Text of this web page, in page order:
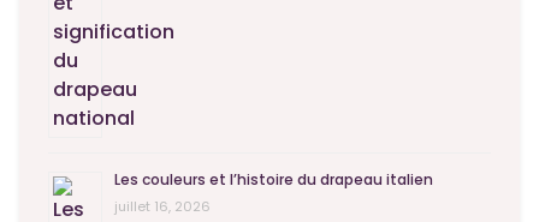
Les couleurs et l’histoire du drapeau italien
juillet 16, 2026